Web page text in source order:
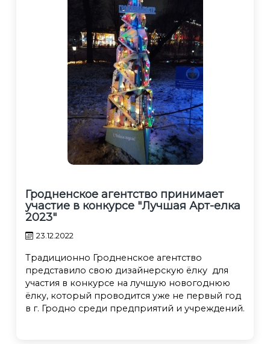
Гродненское агентство принимает
участие в конкурсе "Лучшая Арт-елка
2023"
23.12.2022
Традиционно Гродненское агентство
представило свою дизайнерскую ёлку для
участия в конкурсе на лучшую новогоднюю
ёлку, который проводится уже не первый год
в г. Гродно среди предприятий и учреждений.